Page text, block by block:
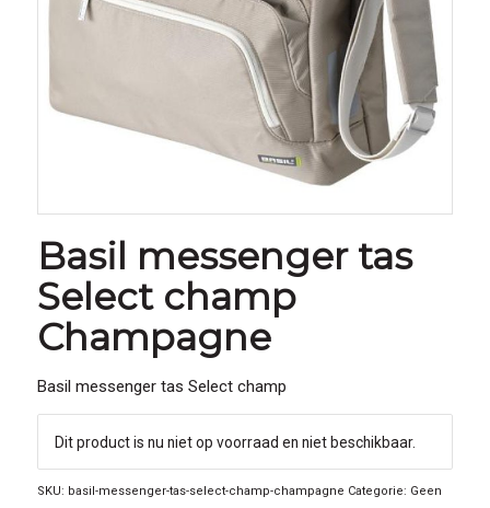
Basil messenger tas
Select champ
Champagne
Basil messenger tas Select champ
Dit product is nu niet op voorraad en niet beschikbaar.
SKU: basil-messenger-tas-select-champ-champagne Categorie: Geen